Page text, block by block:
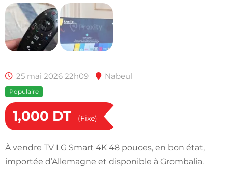
25 mai 2026 22h09 Nabeul
Populaire
1,000 DT (Fixe)
À vendre TV LG Smart 4K 48 pouces, en bon état,
importée d’Allemagne et disponible à Grombalia.